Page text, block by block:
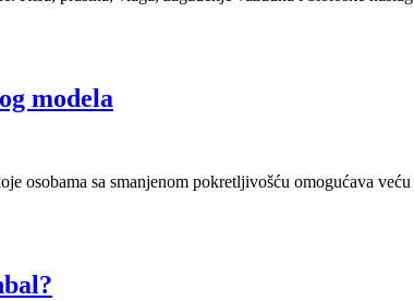
modela
osobama sa smanjenom pokretljivošću omogućava